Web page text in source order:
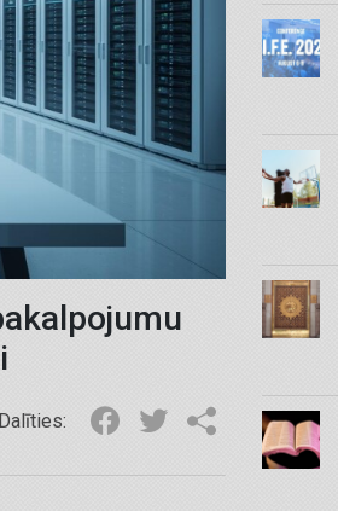
Dalīties: